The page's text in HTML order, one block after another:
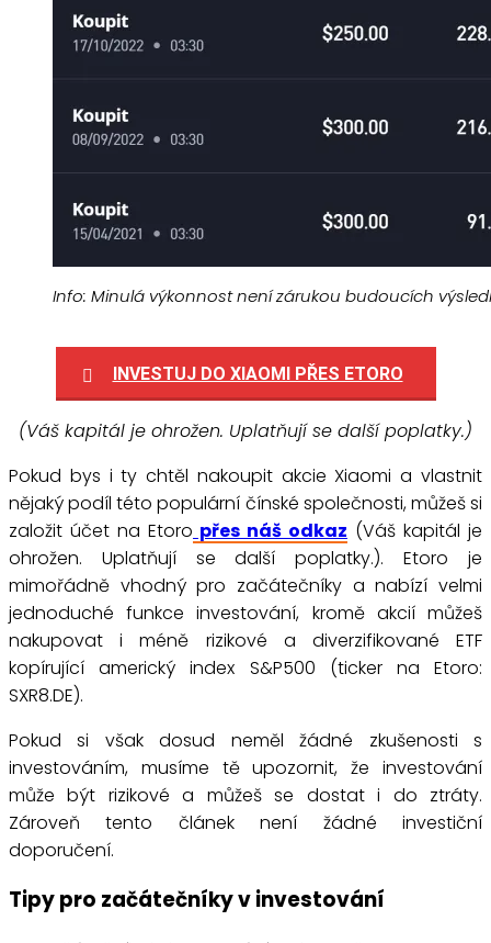
Info: Minulá výkonnost není zárukou budoucích
INVESTUJ DO XIAOMI PŘES ETORO
(Váš kapitál je ohrožen. Uplatňují se další poplatky.)
Pokud bys i ty chtěl nakoupit akcie Xiaomi a vlastnit
nějaký podíl této populární čínské společnosti, můžeš si
založit účet na Etoro přes náš odkaz (Váš kapitál je
ohrožen. Uplatňují se další poplatky.). Etoro je
mimořádně vhodný pro začátečníky a nabízí velmi
jednoduché funkce investování, kromě akcií můžeš
nakupovat i méně rizikové a diverzifikované ETF
kopírující americký index S&P500 (ticker na Etoro:
SXR8.DE).
Pokud si však dosud neměl žádné zkušenosti s
investováním, musíme tě upozornit, že investování
může být rizikové a můžeš se dostat i do ztráty.
Zároveň tento článek není žádné investiční
doporučení.
Tipy pro začátečníky v investování